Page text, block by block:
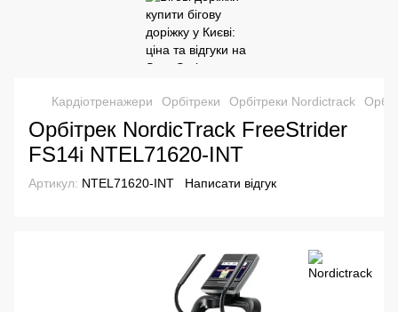
Кардіотренажери Орбітреки Орбітреки Nordictrack
Орбітрек NordicTrack FreeStrider
FS14i NTEL71620-INT
Артикул: NTEL71620-INT Написати відгук